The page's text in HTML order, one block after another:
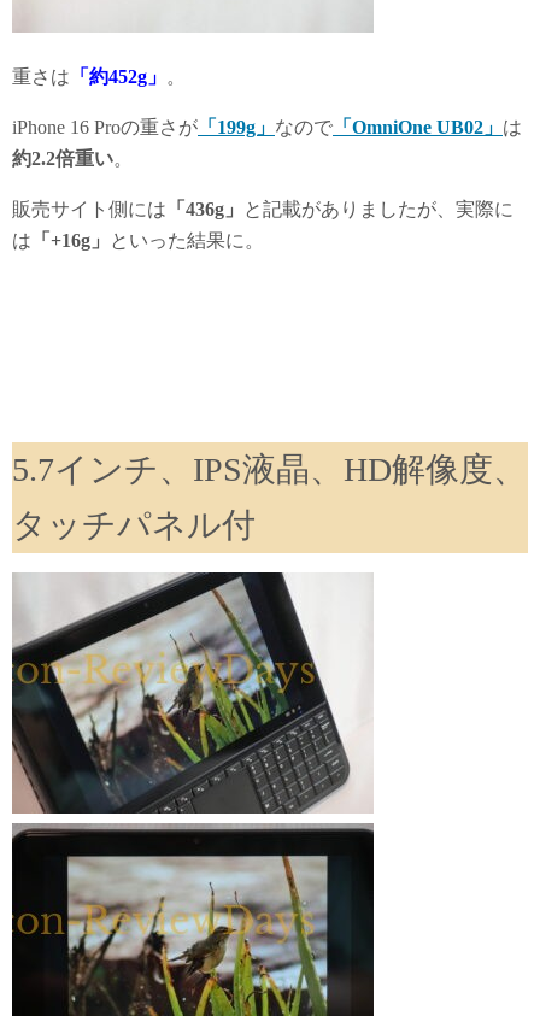
重さは 「約452g」 。
iPhone 16 Proの重さが 「199g」 なので 「OmniOne UB02」 は
約2.2倍重い。
販売サイト側には 「436g」
と記載がありましたが、実際に
は 「+16g」 といった結果に。
5.7インチ、IPS液晶、HD解像度、
タッチパネル付